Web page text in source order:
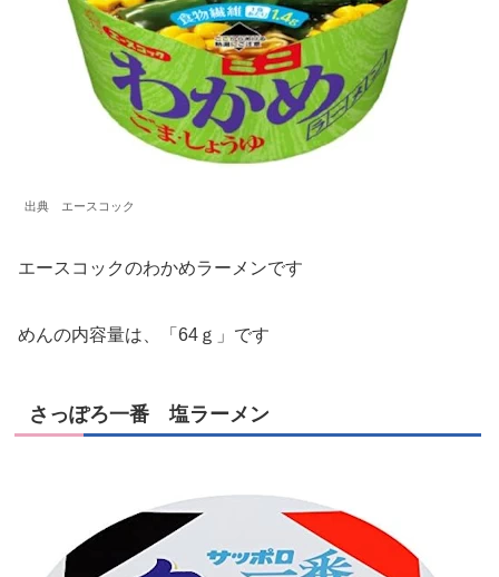
出典 エースコック
エースコックのわかめラーメンです
めんの内容量は、「64ｇ」です
さっぽろ一番 塩ラーメン